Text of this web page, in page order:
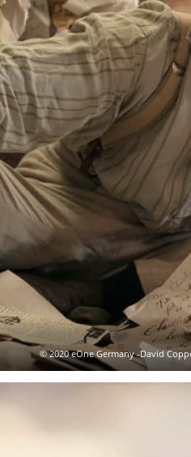
© 2020 eOne Germany -David